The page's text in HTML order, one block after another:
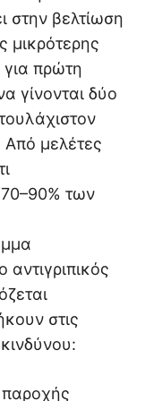
στην βελτίωση
μικρότερης
πρώτη
γίνονται δύο
μελέτες
των
στις